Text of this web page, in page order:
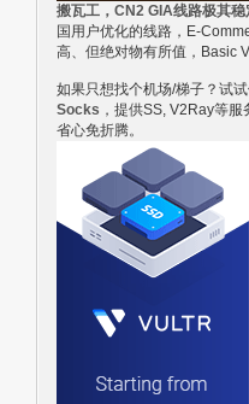
搬瓦工，CN2 GIA线路极其稳
国用户优化的线路，E-
高、但绝对物有所值，Basic
如果只想找个机场/梯子？试
Socks ，提供SS, V2Ray等服
省心免折腾。